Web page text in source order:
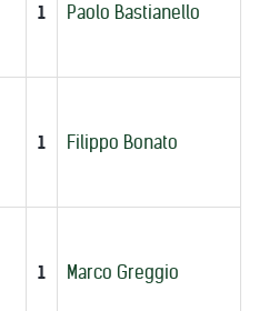
1 Paolo Bastianello
1 Filippo Bonato
1 Marco Greggio